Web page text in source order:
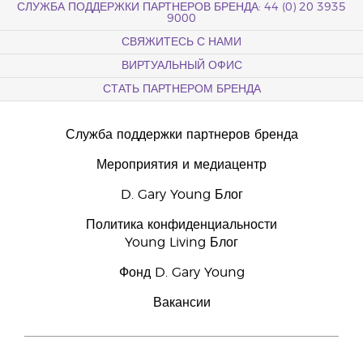
СЛУЖБА ПОДДЕРЖКИ ПАРТНЕРОВ БРЕНДА: 44 (0) 20 3935
9000
СВЯЖИТЕСЬ С НАМИ
ВИРТУАЛЬНЫЙ ОФИС
СТАТЬ ПАРТНЕРОМ БРЕНДА
Служба поддержки партнеров бренда
Мероприятия и медиацентр
D. Gary Young Блог
Политика конфиденциальности
Young Living Блог
Фонд D. Gary Young
Вакансии